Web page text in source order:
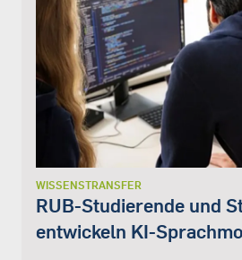
WISSENSTRANSFER
RUB-Studierende und
entwickeln KI-